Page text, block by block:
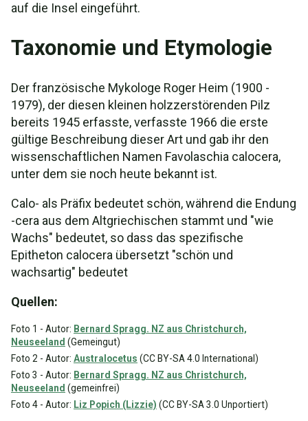
auf die Insel eingeführt.
Taxonomie und Etymologie
Der französische Mykologe Roger Heim (1900 -
1979), der diesen kleinen holzzerstörenden Pilz
bereits 1945 erfasste, verfasste 1966 die erste
gültige Beschreibung dieser Art und gab ihr den
wissenschaftlichen Namen Favolaschia calocera,
unter dem sie noch heute bekannt ist.
Calo- als Präfix bedeutet schön, während die Endung
-cera aus dem Altgriechischen stammt und "wie
Wachs" bedeutet, so dass das spezifische
Epitheton calocera übersetzt "schön und
wachsartig" bedeutet
Quellen:
Foto 1 - Autor: Bernard Spragg. NZ aus Christchurch,
Neuseeland (Gemeingut)
Foto 2 - Autor: Australocetus (CC BY-SA 4.0 International)
Foto 3 - Autor: Bernard Spragg. NZ aus Christchurch,
Neuseeland (gemeinfrei)
Foto 4 - Autor: Liz Popich (Lizzie) (CC BY-SA 3.0 Unportiert)